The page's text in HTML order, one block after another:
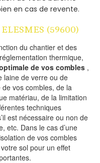
en cas de revente.
(59600)
du chantier et des
thermique,
de vos combles ,
laine de verre ou de
de vos combles, de la
matériau, de la limitation
techniques
est nécessaire ou non de
etc. Dans le cas d’une
de vos combles
sol pour un effet